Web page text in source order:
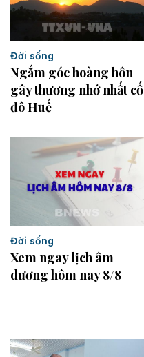
Đời sống
Ngắm góc hoàng hôn
gây thương nhớ nhất cố
đô Huế
Đời sống
Xem ngay lịch âm
dương hôm nay 8/8